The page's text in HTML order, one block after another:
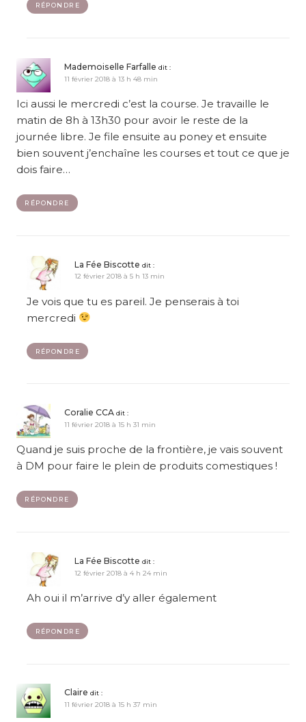
RÉPONDRE
Mademoiselle Farfalle dit :
11 février 2018 à 13 h 48 min
Ici aussi le mercredi c’est la course. Je travaille le
matin de 8h à 13h30 pour avoir le reste de la
journée libre. Je file ensuite au poney et ensuite
bien souvent j’enchaîne les courses et tout ce que je
dois faire…
RÉPONDRE
La Fée Biscotte dit :
12 février 2018 à 5 h 13 min
Je vois que tu es pareil. Je penserais à toi
mercredi
RÉPONDRE
Coralie CCA dit :
11 février 2018 à 15 h 31 min
Quand je suis proche de la frontière, je vais souvent
à DM pour faire le plein de produits comestiques !
RÉPONDRE
La Fée Biscotte dit :
12 février 2018 à 4 h 24 min
Ah oui il m’arrive d’y aller également
RÉPONDRE
Claire dit :
11 février 2018 à 15 h 37 min